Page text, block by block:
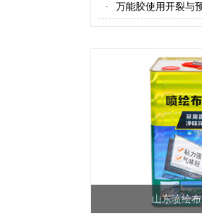
· 万能胶使用开裂与
山东喷绘